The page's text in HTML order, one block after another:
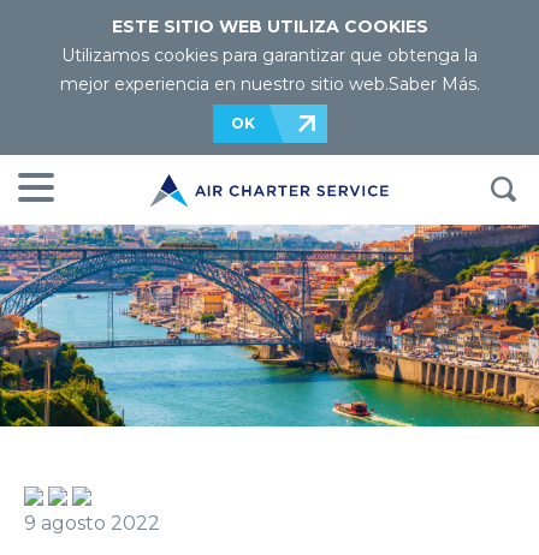
ESTE SITIO WEB UTILIZA COOKIES
Utilizamos cookies para garantizar que obtenga la
mejor experiencia en nuestro sitio web.Saber Más.
OK
9 agosto 2022